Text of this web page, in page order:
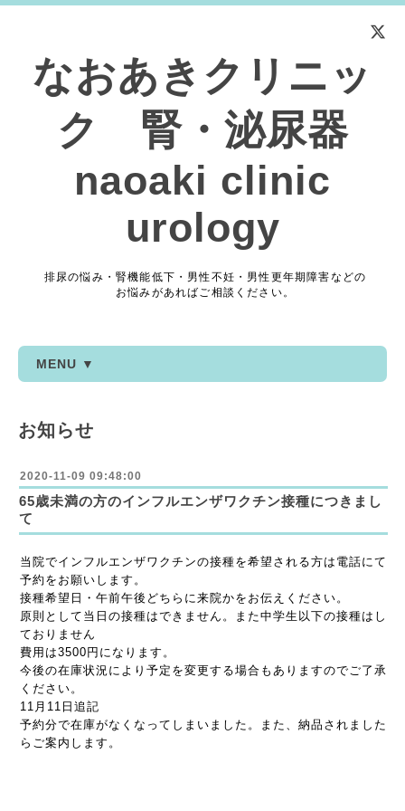
なおあきクリニッ
ク 腎・泌尿器
naoaki clinic
urology
排尿の悩み・腎機能低下・男性不妊・男性更年期障害などの
お悩みがあればご相談ください。
MENU ▼
お知らせ
2020-11-09 09:48:00
65歳未満の方のインフルエンザワクチン接種につきまし
て
当院でインフルエンザワクチンの接種を希望される方は電話にて
予約をお願いします。
接種希望日・午前午後どちらに来院かをお伝えください。
原則として当日の接種はできません。また中学生以下の接種はし
ておりません
費用は3500円になります。
今後の在庫状況により予定を変更する場合もありますのでご了承
ください。
11月11日追記
予約分で在庫がなくなってしまいました。また、納品されました
らご案内します。